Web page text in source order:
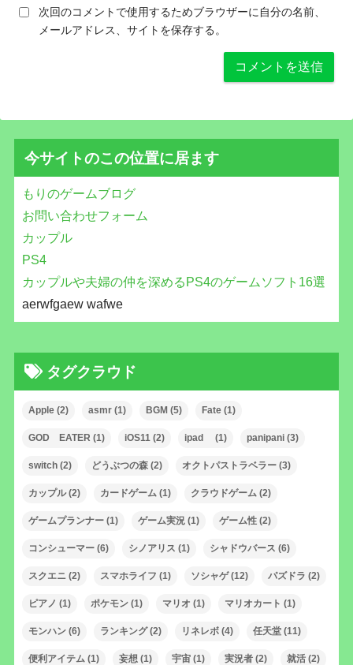
次回のコメントで使用するためブラウザーに自分の名前、
メールアドレス、サイトを保存する。
今サイトのこの位置に居ます
もりのゲームブログ
お問い合わせフォーム
カップル
PS4
カップルや夫婦の仲を深めるPS4のゲームソフト16選
aerwfgaew wafwe
タグクラウド
Apple(2) asmr(1) BGM (5) Fate(1)
GOD EATER (1) iOS11(2) ipad (1) panipani(3)
switch(2) どうぶつの森(2) オクトパストラベラー(3)
カップル(2) カードゲーム(1) クラウドゲーム(2)
ゲームプランナー(1) ゲーム実況(1) ゲーム性(2)
コンシューマー(6) シノアリス (1) シャドウバース (6)
スクエニ(2) スマホライフ (1) ソシャゲ(12) パズドラ (2)
ピアノ (1) ポケモン(1) マリオ (1) マリオカート (1)
モンハン(6) ランキング(2) リネレボ(4) 任天堂(11)
便利アイテム(1) 妄想(1) 宇宙(1) 実況者(2) 就活(2)